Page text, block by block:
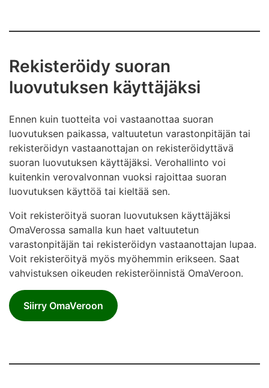
Rekisteröidy suoran
luovutuksen käyttäjäksi
Ennen kuin tuotteita voi vastaanottaa suoran
luovutuksen paikassa, valtuutetun varastonpitäjän tai
rekisteröidyn vastaanottajan on rekisteröidyttävä
suoran luovutuksen käyttäjäksi. Verohallinto voi
kuitenkin verovalvonnan vuoksi rajoittaa suoran
luovutuksen käyttöä tai kieltää sen.
Voit rekisteröityä suoran luovutuksen käyttäjäksi
OmaVerossa samalla kun haet valtuutetun
varastonpitäjän tai rekisteröidyn vastaanottajan lupaa.
Voit rekisteröityä myös myöhemmin erikseen. Saat
vahvistuksen oikeuden rekisteröinnistä OmaVeroon.
Siirry OmaVeroon